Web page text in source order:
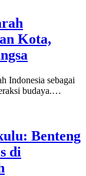
Kota,
Indonesia sebagai
budaya.…
Benteng
di